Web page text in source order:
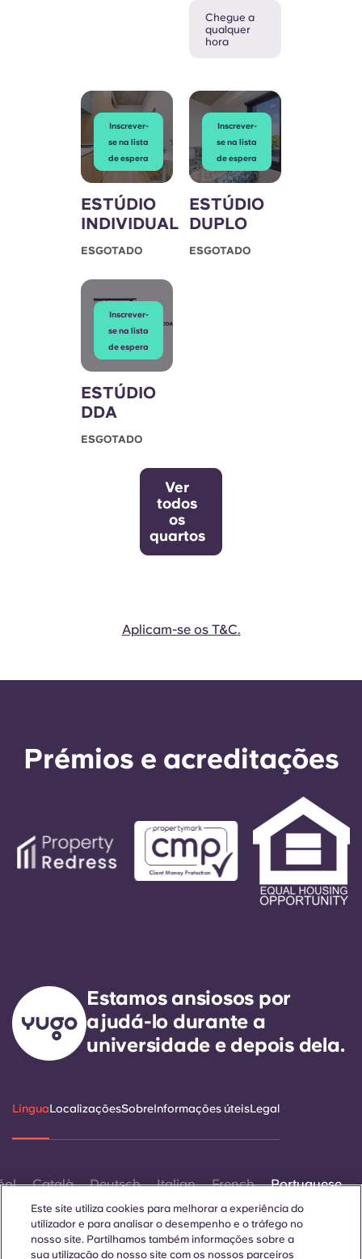
Chegue a
qualquer
hora
Inscrever-
se na lista
de espera
ESTÚDIO
INDIVIDUAL
ESGOTADO
Inscrever-
se na lista
de espera
ESTÚDIO
DUPLO
ESGOTADO
Inscrever-
se na lista
de espera
ESTÚDIO
DDA
ESGOTADO
Ver
todos
os
quartos
Aplicam-se os T&C.
Prémios e acreditações
Estamos ansiosos por
ajudá-lo durante a
universidade e depois dela.
LínguaLocalizaçõesSobreInformações úteisLegal
Català Deutsch Italian French Portuguese
Este site utiliza cookies para melhorar a experiência do
utilizador e para analisar o desempenho e o tráfego no
nosso site. Partilhamos também informações sobre a
sua utilização do nosso site com os nossos parceiros